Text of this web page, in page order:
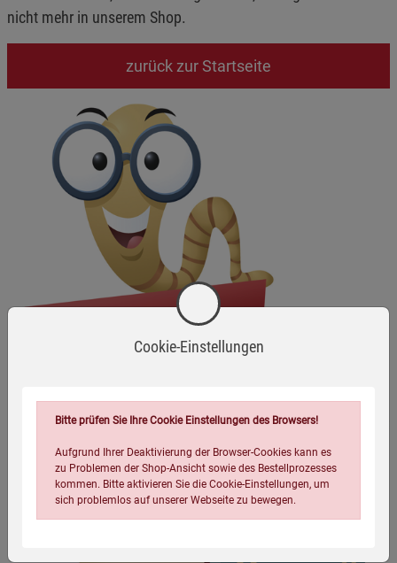
nicht mehr in unserem Shop.
zurück zur Startseite
Cookie-Einstellungen
Bitte prüfen Sie Ihre Cookie Einstellungen des Browsers!
Aufgrund Ihrer Deaktivierung der Browser-Cookies kann es
zu Problemen der Shop-Ansicht sowie des Bestellprozesses
kommen. Bitte aktivieren Sie die Cookie-Einstellungen, um
sich problemlos auf unserer Webseite zu bewegen.